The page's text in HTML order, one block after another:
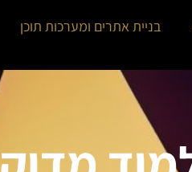
בניית אתרים ומערכות תוכן